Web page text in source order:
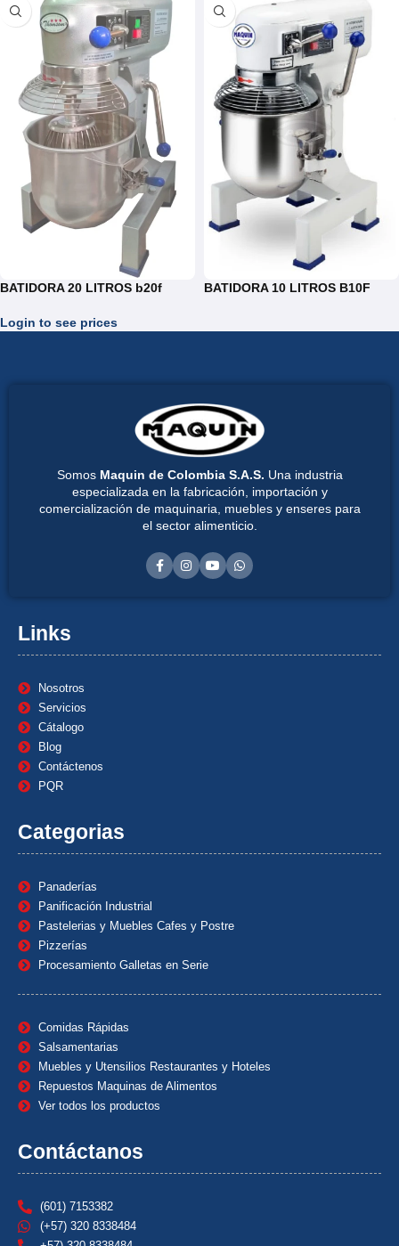
BATIDORA 20 LITROS b20f
Login to see prices
BATIDORA 10 LITROS B10F
Somos Maquin de Colombia S.A.S. Una industria
especializada en la fabricación, importación y
comercialización de maquinaria, muebles y enseres para
el sector alimenticio.
Links
Nosotros
Servicios
Cátalogo
Blog
Contáctenos
PQR
Categorias
Panaderías
Panificación Industrial
Pastelerias y Muebles Cafes y Postre
Pizzerías
Procesamiento Galletas en Serie
Comidas Rápidas
Salsamentarias
Muebles y Utensilios Restaurantes y Hoteles
Repuestos Maquinas de Alimentos
Ver todos los productos
Contáctanos
(601) 7153382
(+57) 320 8338484